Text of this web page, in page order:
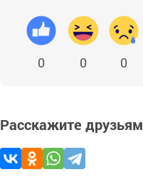
0 0 0
Расскажите друзьям